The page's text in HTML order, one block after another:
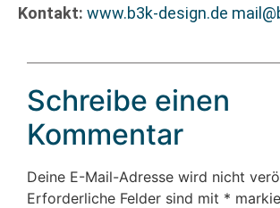
Kontakt: www.b3k-design.de
Schreibe einen
Kommentar
Deine E-Mail-Adresse wird nicht
Erforderliche Felder sind mit *